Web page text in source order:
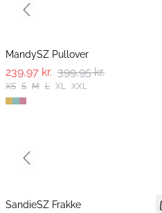
MandySZ Pullover
239,97 kr. 399,95 kr.
XS S M L XL XXL
Previous slide
NYHED
SandieSZ Frakke
Previous slide